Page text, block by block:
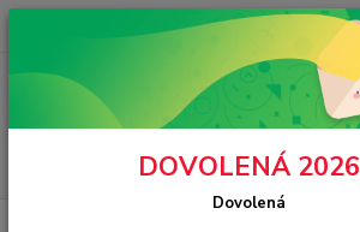
Chat / Online podpora - 24/7
DOVOLENÁ 2026
Dovolená